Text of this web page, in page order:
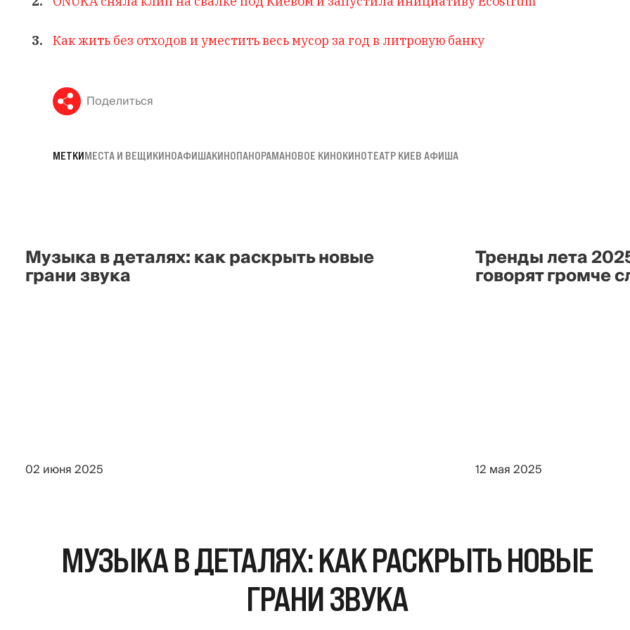
Как жить без отходов и уместить весь мусор за год в литровую банку
Поделиться
МЕТКИМЕСТА И ВЕЩИКИНОАФИШАКИНОПАНОРАМАНОВОЕ КИНОКИНОТЕАТР КИЕВ АФИША
Музыка в деталях: как раскрыть новые
грани звука
02 июня 2025
Тренды лета
говорят громче
12 мая 2025
МУЗЫКА В ДЕТАЛЯХ: КАК РАСКРЫТЬ НОВЫЕ
ГРАНИ ЗВУКА